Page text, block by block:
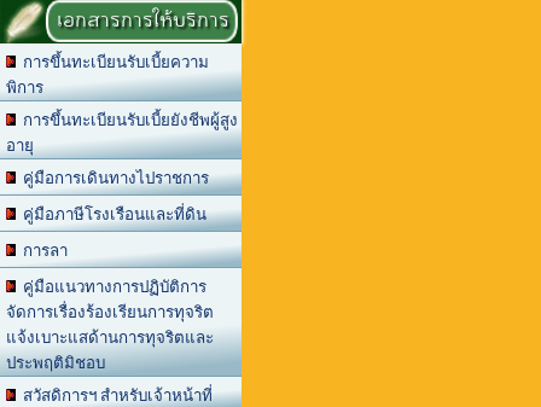
เอกสารการให้บริการ
การขึ้นทะเบียนรับเบี้ยความ
พิการ
การขึ้นทะเบียนรับเบี้ยยังชีพผู้สูง
อายุ
คู่มือการเดินทางไปราชการ
คู่มือภาษีโรงเรือนและที่ดิน
การลา
คู่มือแนวทางการปฏิบัติการ
จัดการเรื่องร้องเรียนการทุจริต
แจ้งเบาะแสด้านการทุจริตและ
ประพฤติมิชอบ
สวัสดิการฯ สำหรับเจ้าหน้าที่